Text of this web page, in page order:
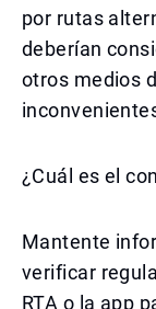
por rutas
deberían
otros medios
¿Cuál es el
Mantente
verificar
RTA o la app